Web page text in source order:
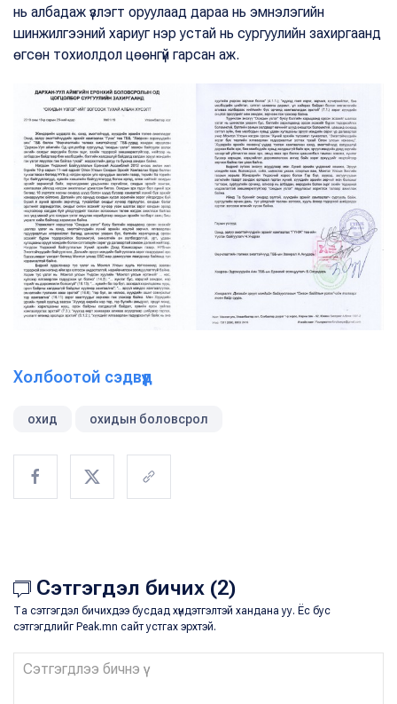
нь албадаж үзлэгт оруулаад дараа нь эмнэлэгийн
шинжилгээний хариуг нэр устай нь сургуулийн захиргаанд
өгсөн тохиолдол цөөнгүй гарсан аж.
Холбоотой сэдвүүд
охид охидын боловсрол
Сэтгэгдэл бичих (2)
Та сэтгэгдэл бичихдээ бусдад хүндэтгэлтэй хандана уу. Ёс бус
сэтгэгдлийг Peak.mn сайт устгах эрхтэй.